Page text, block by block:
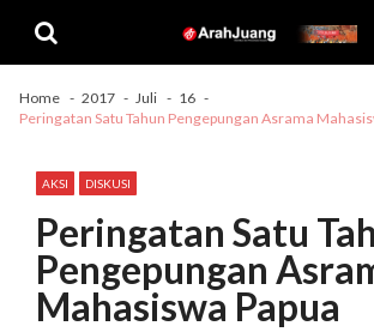
navigation
content
Home 2017 Juli
16
Peringatan Satu Tahun Pengepungan Asrama
AKSI DISKUSI
Peringatan Satu
Pengepungan
Mahasiswa Papua